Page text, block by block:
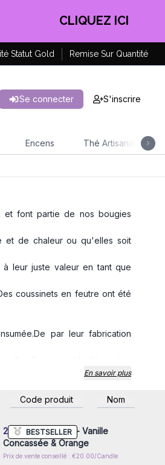
CLIQUEZ ICI
Statut Gold Remise Sur Quantité
Se connecter S'inscrire
Encens Thé Artisanal
et font partie de nos bougies
et de chaleur ou qu'elles soit
leur juste valeur en tant que
coussinets en feutre ont été
par leur fabrication
elles illumineront la décoration
profiter d'une ambiance
En savoir plus
Code produit Nom
BESTSELLER
Connectez-vous ou inscrivez-
vous pour accéder aux prix de
gros
2x Grande Ronde - Vanille
Concassée & Orange
Prix de vente conseillé : €20.00/Candle
Connectez-vous ou inscrivez-